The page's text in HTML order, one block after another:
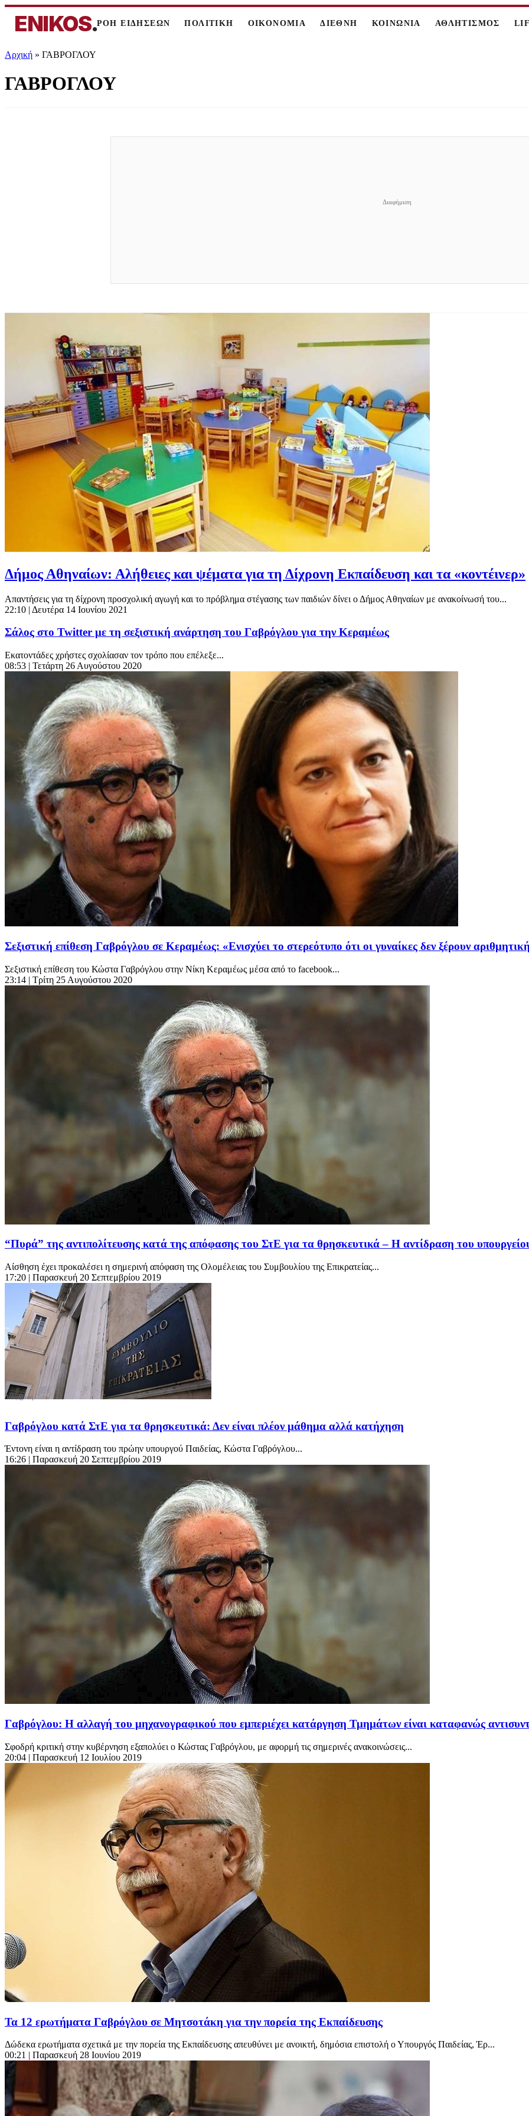
ENIKOS.ΡΟΗ ΕΙΔΗΣΕΩΝ ΠΟΛΙΤΙΚΗ ΟΙΚΟΝΟΜΙΑ ΔΙΕΘΝΗ ΚΟΙΝΩΝΙΑ ΑΘΛΗΤΙΣΜΟΣ
Αρχική » ΓΑΒΡΟΓΛΟΥ
ΓΑΒΡΟΓΛΟΥ
Δήμος Αθηναίων: Αλήθειες και ψέματα για τη Δίχρονη Εκπαίδευση και τα «κοντέινερ»
Απαντήσεις για τη δίχρονη προσχολική αγωγή και το πρόβλημα στέγασης των παιδιών δίνει ο Δήμος Αθηναίων με ανακοίνωσή του...
22:10 | Δευτέρα 14 Ιουνίου 2021
Σάλος στο Twitter με τη σεξιστική ανάρτηση του Γαβρόγλου για την Κεραμέως
Εκατοντάδες χρήστες σχολίασαν τον τρόπο που επέλεξε...
08:53 | Τετάρτη 26 Αυγούστου 2020
Σεξιστική επίθεση Γαβρόγλου σε Κεραμέως: «Ενισχύει το στερεότυπο ότι οι γυναίκες δεν ξέρουν
Σεξιστική επίθεση του Κώστα Γαβρόγλου στην Νίκη Κεραμέως μέσα από το facebook...
23:14 | Τρίτη 25 Αυγούστου 2020
“Πυρά” της αντιπολίτευσης κατά της απόφασης του ΣτΕ για τα θρησκευτικά – Η αντίδραση του
Αίσθηση έχει προκαλέσει η σημερινή απόφαση της Ολομέλειας του Συμβουλίου της Επικρατείας...
17:20 | Παρασκευή 20 Σεπτεμβρίου 2019
Γαβρόγλου κατά ΣτΕ για τα θρησκευτικά: Δεν είναι πλέον μάθημα αλλά κατήχηση
Έντονη είναι η αντίδραση του πρώην υπουργού Παιδείας, Κώστα Γαβρόγλου...
16:26 | Παρασκευή 20 Σεπτεμβρίου 2019
Γαβρόγλου: Η αλλαγή του μηχανογραφικού που εμπεριέχει κατάργηση Τμημάτων είναι καταφανώς
Σφοδρή κριτική στην κυβέρνηση εξαπολύει ο Κώστας Γαβρόγλου, με αφορμή τις σημερινές ανακοινώσεις...
20:04 | Παρασκευή 12 Ιουλίου 2019
Τα 12 ερωτήματα Γαβρόγλου σε Μητσοτάκη για την πορεία της Εκπαίδευσης
Δώδεκα ερωτήματα σχετικά με την πορεία της Εκπαίδευσης απευθύνει με ανοικτή, δημόσια επιστολή ο Υπουργός Παιδείας, Έρ...
00:21 | Παρασκευή 28 Ιουνίου 2019